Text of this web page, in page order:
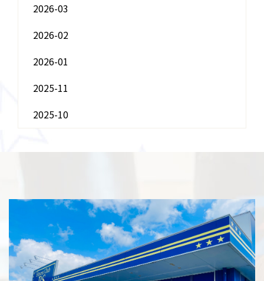
2026-03
2026-02
2026-01
2025-11
2025-10